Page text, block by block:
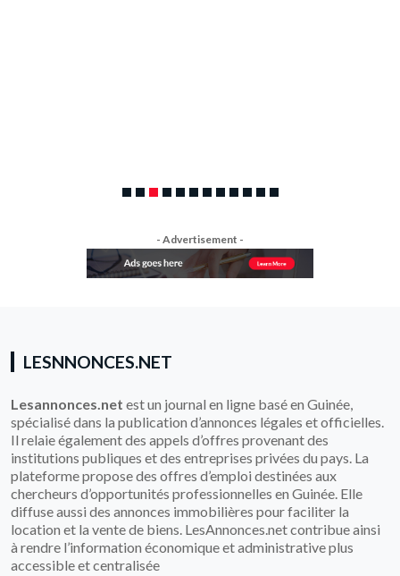
- Advertisement -
LESNNONCES.NET
Lesannonces.net est un journal en ligne basé en Guinée,
spécialisé dans la publication d’annonces légales et officielles.
Il relaie également des appels d’offres provenant des
institutions publiques et des entreprises privées du pays. La
plateforme propose des offres d’emploi destinées aux
chercheurs d’opportunités professionnelles en Guinée. Elle
diffuse aussi des annonces immobilières pour faciliter la
location et la vente de biens. LesAnnonces.net contribue ainsi
à rendre l’information économique et administrative plus
accessible et centralisée